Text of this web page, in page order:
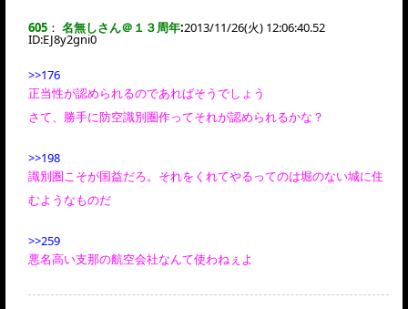
605 ： 名無しさん＠１３周年:2013/11/26(火) 12:06:40.52
ID:EJ8y2gni0
>>176
正当性が認められるのであればそうでしょう
さて、勝手に防空識別圏作ってそれが認められるかな？
>>198
識別圏こそが国益だろ。それをくれてやるってのは堀のない城に住
むようなものだ
>>259
悪名高い支那の航空会社なんて使わねぇよ